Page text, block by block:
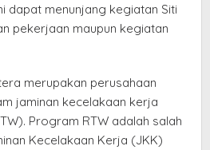
dapat menunjang kegiatan Siti
pekerjaan maupun kegiatan
merupakan perusahaan
jaminan kecelakaan kerja
Program RTW adalah salah
Kecelakaan Kerja (JKK)